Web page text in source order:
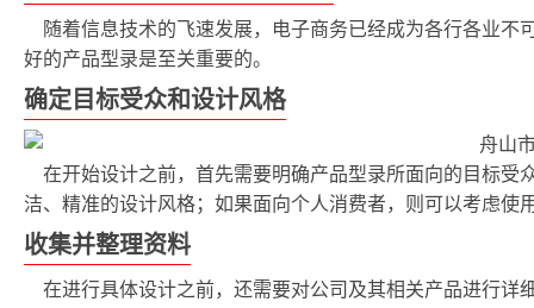
随着信息技术的飞速发展，电子商务已经成为各行各业
好的产品型录是至关重要的。
确定目标受众和设计风格
在开始设计之前，首先需要明确产品型录所面向的目标
洁、精准的设计风格；如果面向个人消费者，则可以考虑使
收集并整理资料
在进行具体设计之前，还需要对公司及其相关产品进行